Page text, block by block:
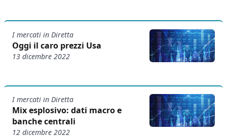
I mercati in Diretta
Oggi il caro prezzi Usa
13 dicembre 2022
I mercati in Diretta
Mix esplosivo: dati macro e
banche centrali
12 dicembre 2022